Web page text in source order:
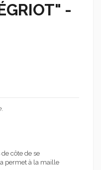
-
.
côte de se
permet à la maille